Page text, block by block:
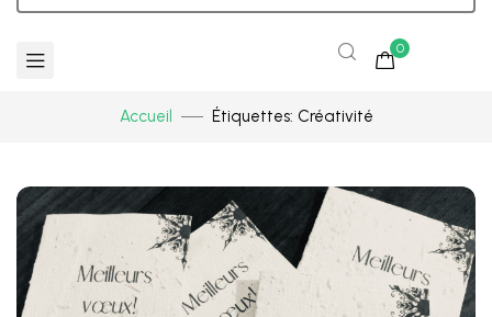
0
Accueil Étiquettes: Créativité